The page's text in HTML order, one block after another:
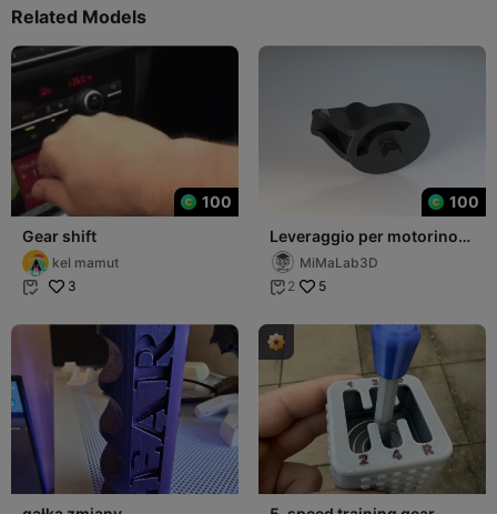
Related Models
100
Gear shift
kel mamut
 3
100
Leveraggio per motorino
ricircolo dell'Alfa Romeo
Giulietta
MiMaLab3D
 2 5